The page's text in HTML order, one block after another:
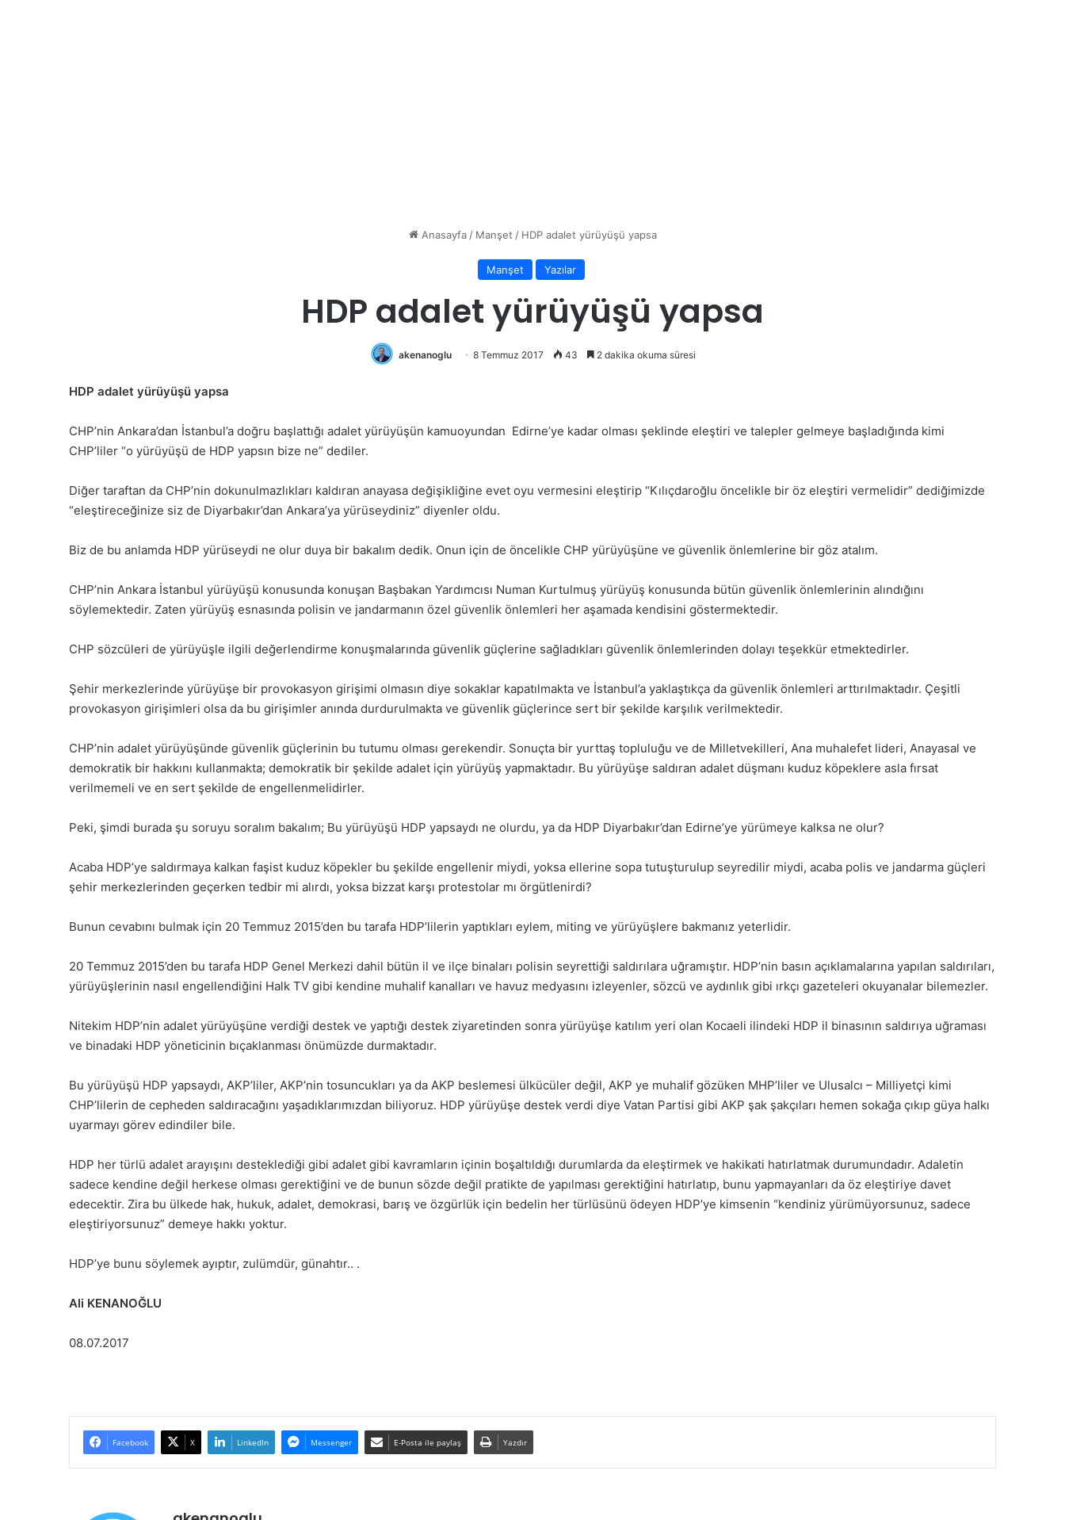
Anasayfa / Manşet / HDP adalet yürüyüşü yapsa
Manşet Yazılar
HDP adalet yürüyüşü yapsa
akenanoglu 8 Temmuz 2017 43 2 dakika okuma süresi
HDP adalet yürüyüşü yapsa
CHP’nin Ankara’dan İstanbul’a doğru başlattığı adalet yürüyüşün kamuoyundan Edirne’ye kadar olması şeklinde eleştiri ve talepler gelmeye başladığında kimi
CHP’liler “o yürüyüşü de HDP yapsın bize ne” dediler.
Diğer taraftan da CHP’nin dokunulmazlıkları kaldıran anayasa değişikliğine evet oyu vermesini eleştirip “Kılıçdaroğlu öncelikle bir öz eleştiri vermelidir” dediğimizde
“eleştireceğinize siz de Diyarbakır’dan Ankara’ya yürüseydiniz” diyenler oldu.
Biz de bu anlamda HDP yürüseydi ne olur duya bir bakalım dedik. Onun için de öncelikle CHP yürüyüşüne ve güvenlik önlemlerine bir göz atalım.
CHP’nin Ankara İstanbul yürüyüşü konusunda konuşan Başbakan Yardımcısı Numan Kurtulmuş yürüyüş konusunda bütün güvenlik önlemlerinin alındığını
söylemektedir. Zaten yürüyüş esnasında polisin ve jandarmanın özel güvenlik önlemleri her aşamada kendisini göstermektedir.
CHP sözcüleri de yürüyüşle ilgili değerlendirme konuşmalarında güvenlik güçlerine sağladıkları güvenlik önlemlerinden dolayı teşekkür etmektedirler.
Şehir merkezlerinde yürüyüşe bir provokasyon girişimi olmasın diye sokaklar kapatılmakta ve İstanbul’a yaklaştıkça da güvenlik önlemleri arttırılmaktadır. Çeşitli
provokasyon girişimleri olsa da bu girişimler anında durdurulmakta ve güvenlik güçlerince sert bir şekilde karşılık verilmektedir.
CHP’nin adalet yürüyüşünde güvenlik güçlerinin bu tutumu olması gerekendir. Sonuçta bir yurttaş topluluğu ve de Milletvekilleri, Ana muhalefet lideri, Anayasal ve
demokratik bir hakkını kullanmakta; demokratik bir şekilde adalet için yürüyüş yapmaktadır. Bu yürüyüşe saldıran adalet düşmanı kuduz köpeklere asla fırsat
verilmemeli ve en sert şekilde de engellenmelidirler.
Peki, şimdi burada şu soruyu soralım bakalım; Bu yürüyüşü HDP yapsaydı ne olurdu, ya da HDP Diyarbakır’dan Edirne’ye yürümeye kalksa ne olur?
Acaba HDP’ye saldırmaya kalkan faşist kuduz köpekler bu şekilde engellenir miydi, yoksa ellerine sopa tutuşturulup seyredilir miydi, acaba polis ve jandarma güçleri
şehir merkezlerinden geçerken tedbir mi alırdı, yoksa bizzat karşı protestolar mı örgütlenirdi?
Bunun cevabını bulmak için 20 Temmuz 2015’den bu tarafa HDP’lilerin yaptıkları eylem, miting ve yürüyüşlere bakmanız yeterlidir.
20 Temmuz 2015’den bu tarafa HDP Genel Merkezi dahil bütün il ve ilçe binaları polisin seyrettiği saldırılara uğramıştır. HDP’nin basın açıklamalarına yapılan saldırıları,
yürüyüşlerinin nasıl engellendiğini Halk TV gibi kendine muhalif kanalları ve havuz medyasını izleyenler, sözcü ve aydınlık gibi ırkçı gazeteleri okuyanalar bilemezler.
Nitekim HDP’nin adalet yürüyüşüne verdiği destek ve yaptığı destek ziyaretinden sonra yürüyüşe katılım yeri olan Kocaeli ilindeki HDP il binasının saldırıya uğraması
ve binadaki HDP yöneticinin bıçaklanması önümüzde durmaktadır.
Bu yürüyüşü HDP yapsaydı, AKP’liler, AKP’nin tosuncukları ya da AKP beslemesi ülkücüler değil, AKP ye muhalif gözüken MHP’liler ve Ulusalcı – Milliyetçi kimi
CHP’lilerin de cepheden saldıracağını yaşadıklarımızdan biliyoruz. HDP yürüyüşe destek verdi diye Vatan Partisi gibi AKP şak şakçıları hemen sokağa çıkıp güya halkı
uyarmayı görev edindiler bile.
HDP her türlü adalet arayışını desteklediği gibi adalet gibi kavramların içinin boşaltıldığı durumlarda da eleştirmek ve hakikati hatırlatmak durumundadır. Adaletin
sadece kendine değil herkese olması gerektiğini ve de bunun sözde değil pratikte de yapılması gerektiğini hatırlatıp, bunu yapmayanları da öz eleştiriye davet
edecektir. Zira bu ülkede hak, hukuk, adalet, demokrasi, barış ve özgürlük için bedelin her türlüsünü ödeyen HDP’ye kimsenin “kendiniz yürümüyorsunuz, sadece
eleştiriyorsunuz” demeye hakkı yoktur.
HDP’ye bunu söylemek ayıptır, zulümdür, günahtır.. .
Ali KENANOĞLU
08.07.2017
Facebook X LinkedIn Messenger E-Posta ile paylaş Yazdır